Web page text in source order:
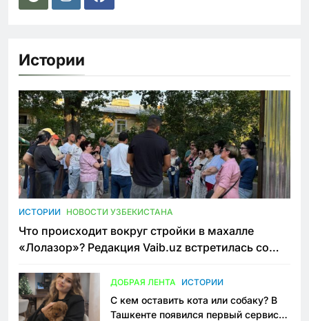
Истории
ИСТОРИИ НОВОСТИ УЗБЕКИСТАНА
Что происходит вокруг стройки в махалле
«Лолазор»? Редакция Vaib.uz встретилась со
ДОБРАЯ ЛЕНТА ИСТОРИИ
С кем оставить кота или собаку? В
Ташкенте появился первый сервис